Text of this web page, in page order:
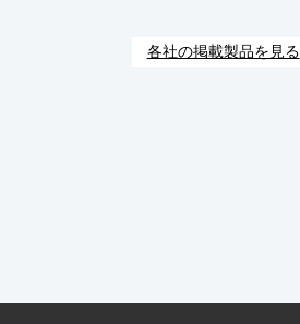
各社の掲載製品を見る